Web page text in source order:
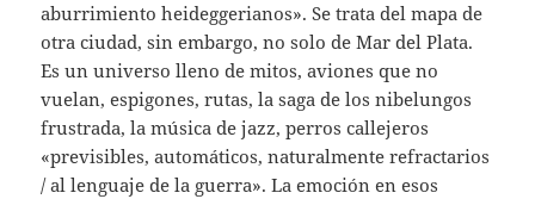
aburrimiento heideggerianos». Se trata del mapa de
otra ciudad, sin embargo, no solo de Mar del Plata.
Es un universo lleno de mitos, aviones que no
vuelan, espigones, rutas, la saga de los nibelungos
frustrada, la música de jazz, perros callejeros
«previsibles, automáticos, naturalmente refractarios
/ al lenguaje de la guerra». La emoción en esos